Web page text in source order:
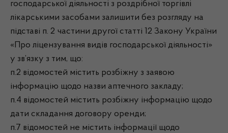
господарської діяльності з роздрібної торгівлі
лікарськими засобами залишити без розгляду на
підставі п. 2 частини другої статті 12 Закону України
«Про ліцензування видів господарської діяльності»
у зв’язку з тим, що:
п.2 відомостей містить розбіжну з заявою
інформацію щодо назви аптечного закладу;
п.4 відомостей містить розбіжну інформацію щодо
дати складання договору оренди;
п.7 відомостей не містить інформації щодо